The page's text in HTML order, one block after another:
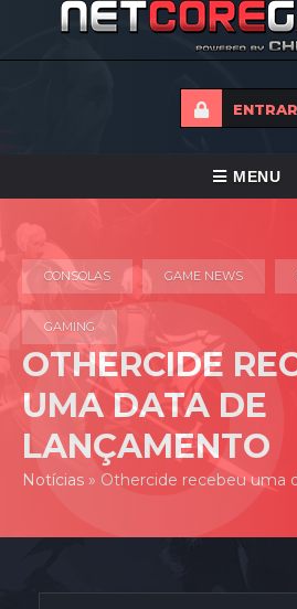
ENTRAR
ALTERNAR
MENU
HOME
TORNEIOS
NOTICIAS
FORUMS
LOJA
CONTACTO
CONSOLAS GAME NEWS
GAMING
OTHERCIDE
UMA DATA DE
LANÇAMENTO
Notícias » Othercide recebeu uma